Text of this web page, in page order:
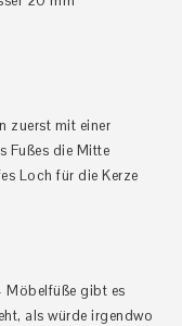
zuerst mit einer
Fußes die Mitte
Loch für die Kerze
Möbelfüße gibt es
als würde irgendwo